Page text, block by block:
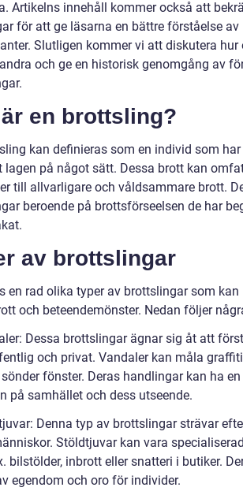
Artikelns innehåll kommer också att
för att ge läsarna en bättre förståelse
Slutligen kommer vi att diskutera
och ge en historisk genomgång av
en brottsling?
kan definieras som en individ som
lagen på något sätt. Dessa brott kan
till allvarligare och våldsammare brott.
beroende på brottsförseelsen de har
av brottslingar
en rad olika typer av brottslingar som
och beteendemönster. Nedan följer
Dessa brottslingar ägnar sig åt att
och privat. Vandaler kan måla
fönster. Deras handlingar kan ha
på samhället och dess utseende.
Denna typ av brottslingar strävar
Stöldtjuvar kan vara
bilstölder, inbrott eller snatteri i butiker.
egendom och oro för individer.